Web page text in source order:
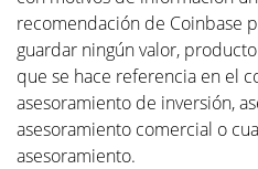
recomendación de Coinbase
guardar ningún valor,
que se hace referencia en el
asesoramiento de inversión,
asesoramiento comercial o
asesoramiento.